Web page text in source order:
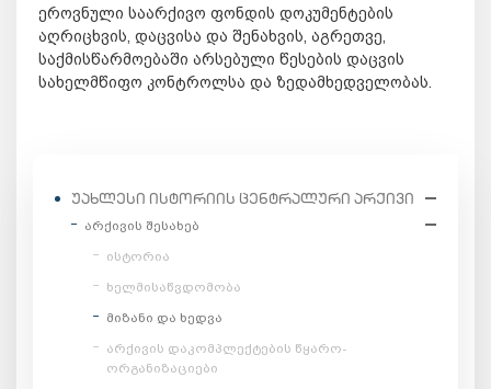
ეროვნული საარქივო ფონდის დოკუმენტების
აღრიცხვის, დაცვისა და შენახვის, აგრეთვე,
საქმისწარმოებაში არსებული წესების დაცვის
სახელმწიფო კონტროლსა და ზედამხედველობას.
ᲣᲐᲮᲚᲔᲡᲘ ᲘᲡᲢᲝᲠᲘᲘᲡ ᲪᲔᲜᲢᲠᲐᲚᲣᲠᲘ ᲐᲠᲥᲘᲕᲘ
არქივის შესახებ
ისტორია
ხელმისაწვდომობა
მიზანი და ხედვა
არქივის დაკომპლექტების წყარო-
ორგანიზაციები